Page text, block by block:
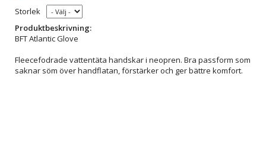
Storlek
Produktbeskrivning:
BFT Atlantic Glove
Fleecefodrade vattentäta handskar i neopren. Bra passform som
saknar söm över handflatan, förstärker och ger bättre komfort.